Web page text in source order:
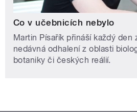
Co v učebnicích nebylo
Martin Písařík přináší každý den
nedávná odhalení z oblasti
botaniky či českých reálií.